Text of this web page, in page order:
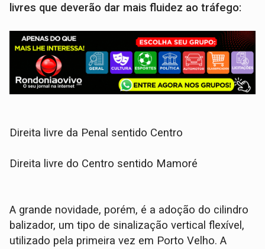
livres que deverão dar mais fluidez ao tráfego:
Direita livre da Penal sentido Centro
Direita livre do Centro sentido Mamoré
A grande novidade, porém, é a adoção do cilindro
balizador, um tipo de sinalização vertical flexível,
utilizado pela primeira vez em Porto Velho. A